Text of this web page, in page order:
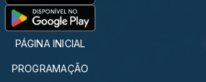
PÁGINA INICIAL
PROGRAMAÇÃO